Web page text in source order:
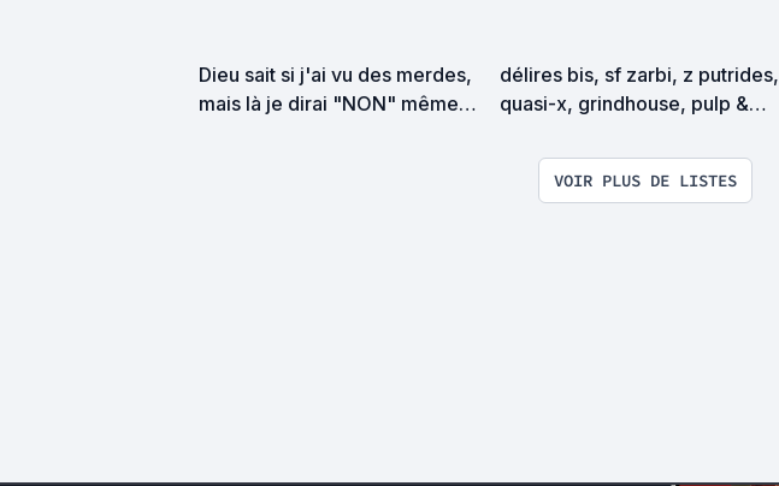
Dieu sait si j'ai vu des merdes,
mais là je dirai "NON" même
délires bis, sf zarbi, z putrides,
quasi-x, grindhouse, pulp &
VOIR PLUS DE LISTES